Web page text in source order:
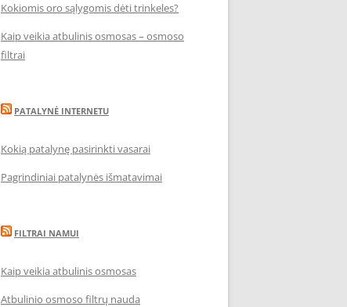
Kokiomis oro sąlygomis dėti trinkeles?
Kaip veikia atbulinis osmosas – osmoso
filtrai
PATALYNĖ INTERNETU
Kokią patalynę pasirinkti vasarai
Pagrindiniai patalynės išmatavimai
FILTRAI NAMUI
Kaip veikia atbulinis osmosas
Atbulinio osmoso filtrų nauda